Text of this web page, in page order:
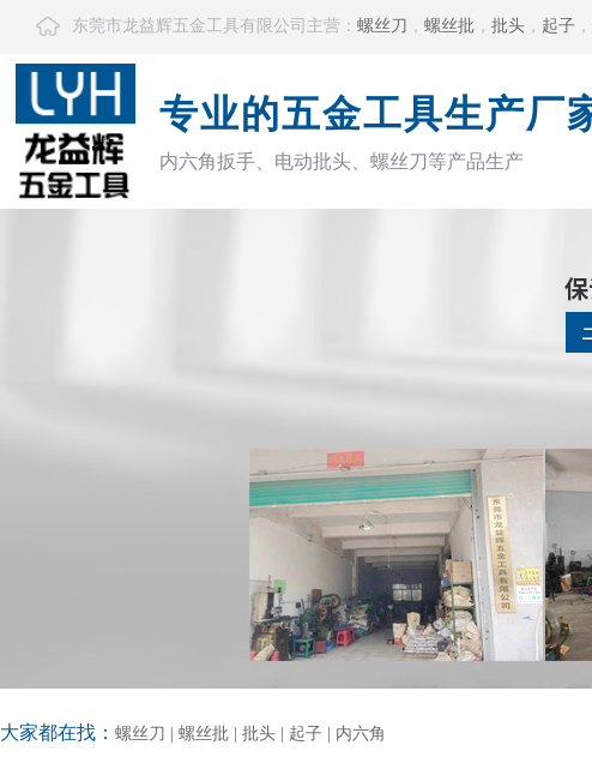
东莞市龙益辉五金工具有限公司主营： 螺丝刀 ， 螺丝批 ， 批头 ， 起子 ，
专业的五金工具生产厂
内六角扳手、电动批头、螺丝刀等产品生产
大家都在找： 螺丝刀 螺丝批 批头 起子 内六角